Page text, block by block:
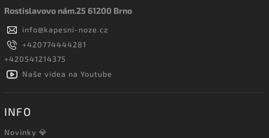
Rostislavovo nám.25 61200 Brno
info@kapesni-noze.cz
+420774444281
+420541214375
Naše videa na Youtube
INFO
Novinky 💎